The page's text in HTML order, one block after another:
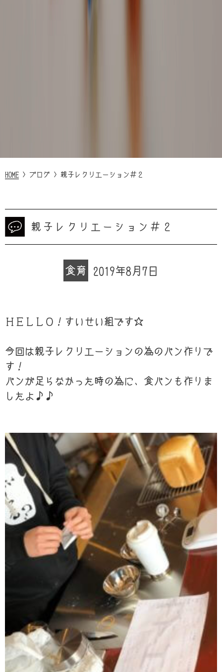
HOME > ブログ > 親子レクリエーション＃２
親子レクリエーション＃２
食育 2019年8月7日
ＨＥＬＬＯ！すいせい組です☆
今回は親子レクリエーションの為のパン作りで
す！
パンが足らなかった時の為に、食パンも作りま
したよ♪♪